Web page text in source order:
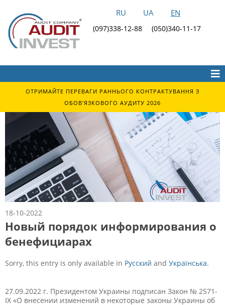
RU UA EN
(097)338-12-88 (050)340-11-17
ОТРИМАЙТЕ ПЕРЕВАГИ РАННЬОГО КОНТРАКТУВАННЯ З
ОБОВ'ЯЗКОВОГО АУДИТУ 2026
18-10-2022
Новый порядок информирования о
бенефициарах
Sorry, this entry is only available in Русский and Українська.
27.09.2022 г. Президентом Украины подписан Закон № 2571-
IX «О внесении изменений в некоторые законы Украины об